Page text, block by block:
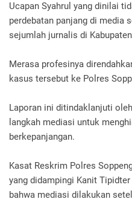
Ucapan Syahrul yang dinilai
perdebatan panjang di media
sejumlah jurnalis di
Merasa profesinya
kasus tersebut ke Polres
Laporan ini ditindaklanjuti
langkah mediasi untuk
berkepanjangan.
Kasat Reskrim Polres
yang didampingi Kanit
bahwa mediasi dilakukan